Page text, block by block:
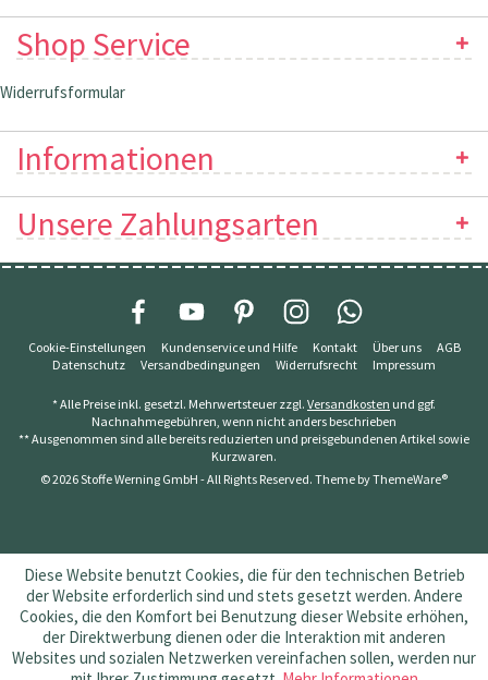
Shop Service
Widerrufsformular
Informationen
Unsere Zahlungsarten
Cookie-Einstellungen Kundenservice und Hilfe Kontakt Über uns
AGB
Datenschutz
Versandbedingungen Widerrufsrecht Impressum
* Alle Preise inkl. gesetzl. Mehrwertsteuer zzgl. Versandkosten und ggf.
Nachnahmegebühren, wenn nicht anders beschrieben
** Ausgenommen sind alle bereits reduzierten und preisgebundenen Artikel sowie
Kurzwaren.
© 2026 Stoffe Werning GmbH - All Rights Reserved. Theme byThemeWare®
Diese Website benutzt Cookies, die für den technischen Betrieb
der Website erforderlich sind und stets gesetzt werden. Andere
Cookies, die den Komfort bei Benutzung dieser Website erhöhen,
der Direktwerbung dienen oder die Interaktion mit anderen
Websites und sozialen Netzwerken vereinfachen sollen, werden nur